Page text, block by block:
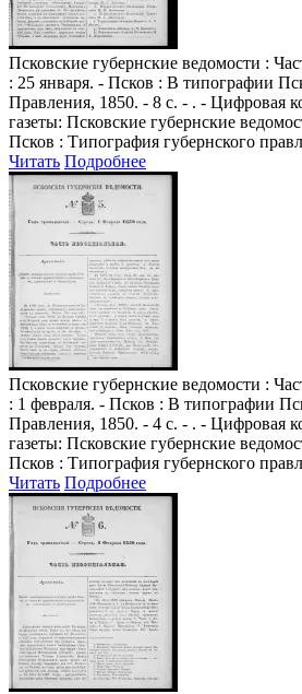
Псковские губернские ведомости :
: 25 января. - Псков : В типографии
Правления, 1850. - 8 с. - . - Цифровая
газеты: Псковские губернские
Псков : Типография губернского
Читать Подробнее
Псковские губернские ведомости :
: 1 февраля. - Псков : В типографии
Правления, 1850. - 4 с. - . - Цифровая
газеты: Псковские губернские
Псков : Типография губернского
Читать Подробнее